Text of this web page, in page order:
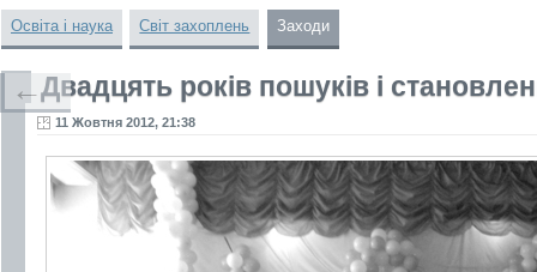
Освіта і наука Світ захоплень Заходи
Двадцять років пошуків і
11 Жовтня 2012, 21:38
←